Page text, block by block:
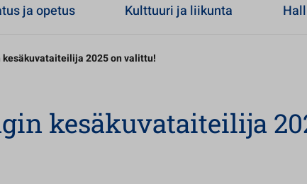
ja opetus Kulttuuri ja liikunta
2025 on valittu!
kesäkuvataiteilija